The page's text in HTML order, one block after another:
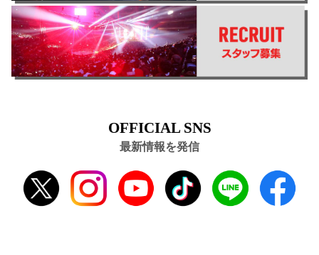
OFFICIAL SNS
最新情報を発信